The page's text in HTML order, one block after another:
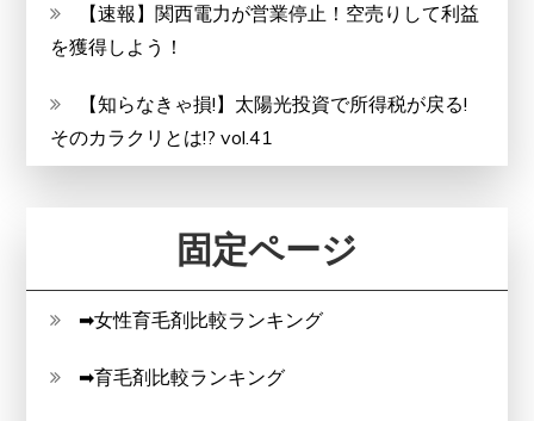
【速報】関西電力が営業停止！空売りして利益
を獲得しよう！
【知らなきゃ損!】太陽光投資で所得税が戻る!
そのカラクリとは!? vol.41
固定ページ
➡女性育毛剤比較ランキング
➡育毛剤比較ランキング